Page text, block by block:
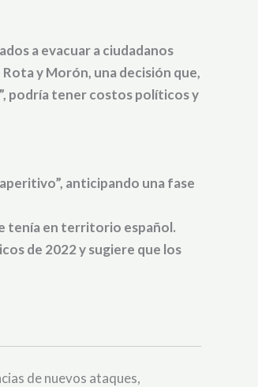
a evacuar a ciudadanos
y Morón, una decisión que,
podría tener costos políticos y
anticipando una fase
tenía en territorio español.
de 2022 y sugiere que los
de nuevos ataques,